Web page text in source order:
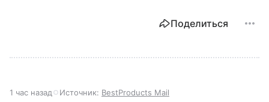
Поделиться
1 час назад Источник: BestProducts Mail